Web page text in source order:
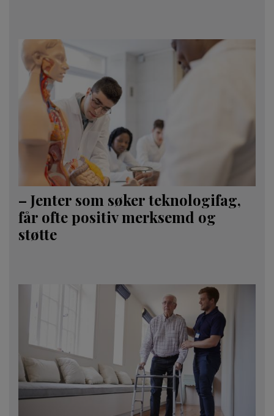
– Jenter som søker teknologifag,
får ofte positiv merksemd og
støtte